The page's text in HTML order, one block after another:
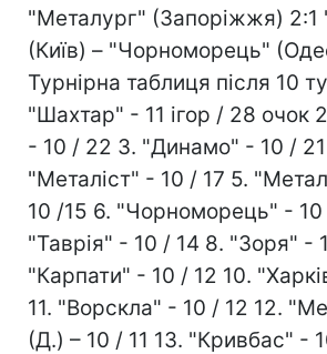
"Металург" (Запоріжжя) 2:1
(Київ) – "Чорноморець"
Турнірна таблиця після 10
"Шахтар" - 11 ігор / 28 очок
- 10 / 22 3. "Динамо" - 10 /
"Металіст" - 10 / 17 5.
10 /15 6. "Чорноморець" - 10
"Таврія" - 10 / 14 8. "Зоря" -
"Карпати" - 10 / 12 10.
11. "Ворскла" - 10 / 12 12.
(Д.) – 10 / 11 13. "Кривбас" -